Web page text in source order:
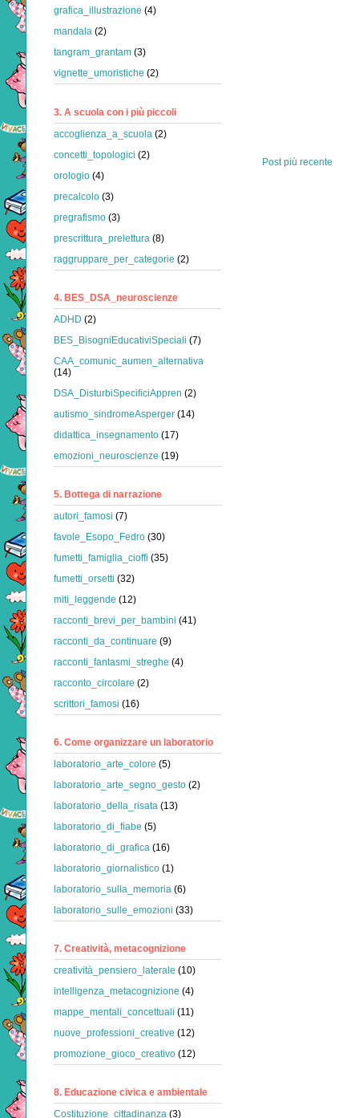
Post più recente
grafica_illustrazione (4)
mandala (2)
tangram_grantam (3)
vignette_umoristiche (2)
3. A scuola con i più piccoli
accoglienza_a_scuola (2)
concetti_topologici (2)
orologio (4)
precalcolo (3)
pregrafismo (3)
prescrittura_prelettura (8)
raggruppare_per_categorie (2)
4. BES_DSA_neuroscienze
ADHD (2)
BES_BisogniEducativiSpeciali (7)
CAA_comunic_aumen_alternativa
(14)
DSA_DisturbiSpecificiAppren (2)
autismo_sindromeAsperger (14)
didattica_insegnamento (17)
emozioni_neuroscienze (19)
5. Bottega di narrazione
autori_famosi (7)
favole_Esopo_Fedro (30)
fumetti_famiglia_cioffi (35)
fumetti_orsetti (32)
miti_leggende (12)
racconti_brevi_per_bambini (41)
racconti_da_continuare (9)
racconti_fantasmi_streghe (4)
racconto_circolare (2)
scrittori_famosi (16)
6. Come organizzare un laboratorio
laboratorio_arte_colore (5)
laboratorio_arte_segno_gesto (2)
laboratorio_della_risata (13)
laboratorio_di_fiabe (5)
laboratorio_di_grafica (16)
laboratorio_giornalistico (1)
laboratorio_sulla_memoria (6)
laboratorio_sulle_emozioni (33)
7. Creatività, metacognizione
creatività_pensiero_laterale (10)
intelligenza_metacognizione (4)
mappe_mentali_concettuali (11)
nuove_professioni_creative (12)
promozione_gioco_creativo (12)
8. Educazione civica e ambientale
Costituzione_cittadinanza (3)